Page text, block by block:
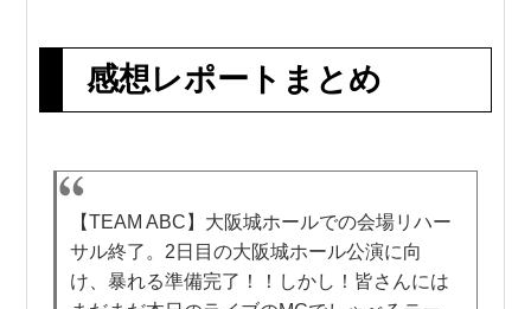
感想レポートまとめ
【TEAM ABC】大阪城ホールでの会場リハー
サル終了。2日目の大阪城ホール公演に向
け、暴れる準備完了！！しかし！皆さんには